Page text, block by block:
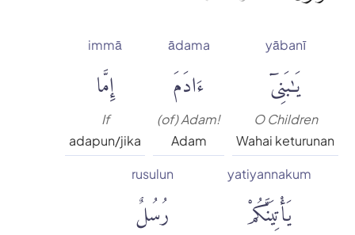
yābanī
يَٰبَنِىٓ
O Children
Wahai keturunan
ādama
ءَادَمَ
(of) Adam!
Adam
immā
إِمَّا
If
adapun/jika
yatiyannakum
يَأْتِيَنَّكُمْ
rusulun
رُسُلٌ